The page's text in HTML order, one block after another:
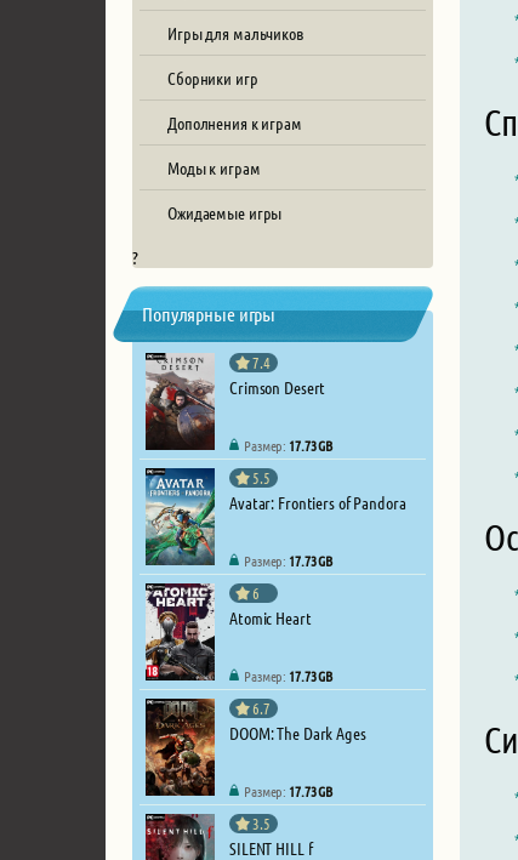
Игры для мальчиков
Сборники игр
Дополнения к играм
Моды к играм
Ожидаемые игры
?
Популярные игры
7.4
Crimson Desert
Размер: 17.73 GB
5.5
Avatar: Frontiers of Pandora
Размер: 17.73 GB
6
Atomic Heart
Размер: 17.73 GB
6.7
DOOM: The Dark Ages
Размер: 17.73 GB
3.5
SILENT HILL f